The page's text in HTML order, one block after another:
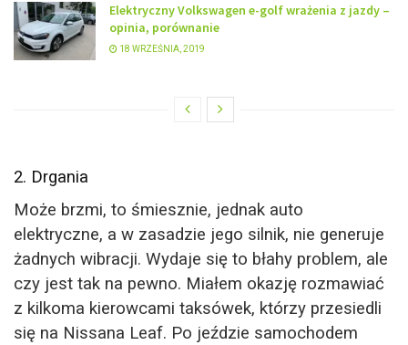
Elektryczny Volkswagen e-golf wrażenia z jazdy –
opinia, porównanie
18 WRZEŚNIA, 2019
2. Drgania
Może brzmi, to śmiesznie, jednak auto
elektryczne, a w zasadzie jego silnik, nie generuje
żadnych wibracji. Wydaje się to błahy problem, ale
czy jest tak na pewno. Miałem okazję rozmawiać
z kilkoma kierowcami taksówek, którzy przesiedli
się na Nissana Leaf. Po jeździe samochodem